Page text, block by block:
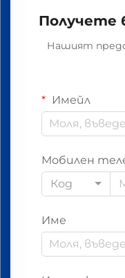
Получете
Нашият
Имейл
Мобилен
Код
Име